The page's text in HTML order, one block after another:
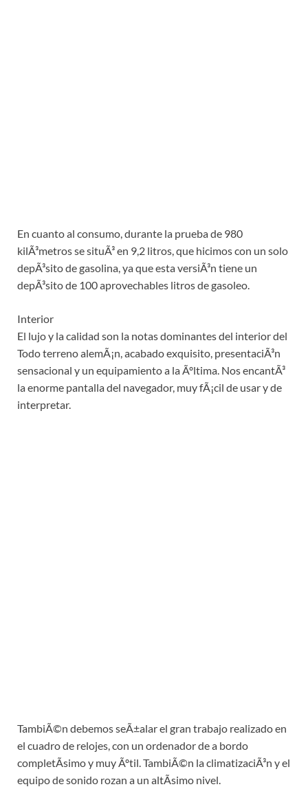
En cuanto al consumo, durante la prueba de 980
kilÃ³metros se situÃ³ en 9,2 litros, que hicimos con un solo
depÃ³sito de gasolina, ya que esta versiÃ³n tiene un
depÃ³sito de 100 aprovechables litros de gasoleo.
Interior
El lujo y la calidad son la notas dominantes del interior del
Todo terreno alemÃ¡n, acabado exquisito, presentaciÃ³n
sensacional y un equipamiento a la Ãºltima. Nos encantÃ³
la enorme pantalla del navegador, muy fÃ¡cil de usar y de
interpretar.
TambiÃ©n debemos seÃ±alar el gran trabajo realizado en
el cuadro de relojes, con un ordenador de a bordo
completÃ­simo y muy Ãºtil. TambiÃ©n la climatizaciÃ³n y el
equipo de sonido rozan a un altÃ­simo nivel.